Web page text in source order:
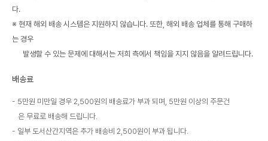
다.
※ 현재 해외 배송 시스템은 지원하지 않습니다. 또한, 해외 배송 업체를 통해 구매하
는 경우
발생할 수 있는 문제에 대해서는 저희 측에서 책임을 지지 않음을 알려드립니다.
배송료
5만원 미만일 경우 2,500원의 배송료가 부과 되며, 5만원 이상의 주문건
은 무료로 배송해 드립니다.
일부 도서산간지역은 추가 배송비 2,500원이 부과 됩니다.